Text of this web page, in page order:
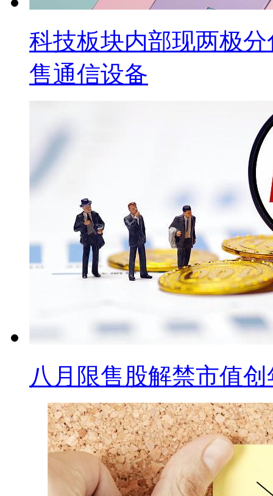
科技板块内部现两极
售通信设备
八月限售股解禁市值